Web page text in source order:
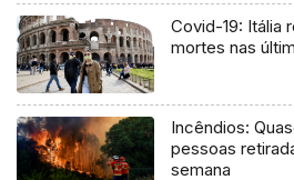
Covid-19: Itália
mortes nas
Incêndios:
pessoas
semana